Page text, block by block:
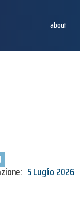
about
5 Luglio 2026